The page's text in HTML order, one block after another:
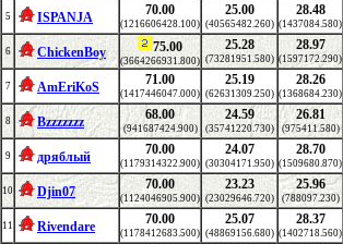
5 ISPANJA 70.00
(1216606428.100)
25.00
(40565482.260)
28.48
(1437084.580)
6 ChickenBoy 75.00
(3664266931.800)
25.28
(73281951.580)
28.97
(1597172.290)
7 AmEriKoS 71.00
(1417446047.000)
25.19
(62631309.250)
28.26
(1368684.230)
8 Bzzzzzzz 68.00
(941687424.900)
24.59
(35741220.730)
26.81
(975411.580)
9 дряблый 70.00
(1179314322.900)
24.07
(30304171.950)
28.70
(1509680.870)
10 Djin07 70.00
(1124046905.900)
23.23
(23029646.720)
25.96
(788097.230)
11 Rivendare 70.00
(1178412683.500)
25.07
(48869156.680)
28.37
(1402718.560)